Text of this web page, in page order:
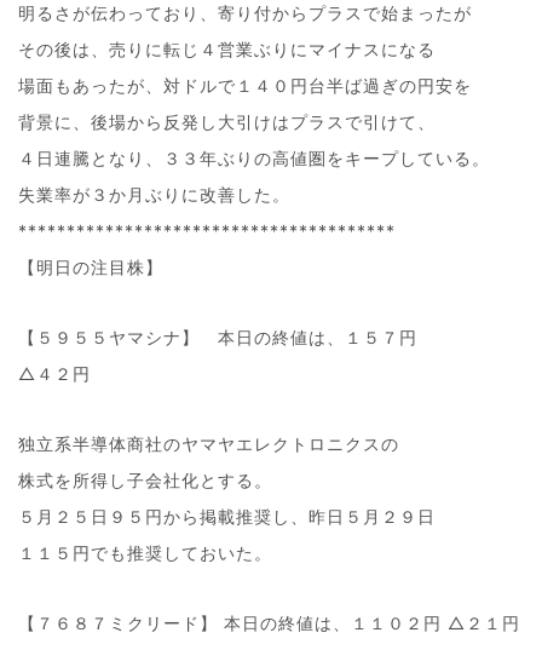
明るさが伝わっており、寄り付からプラスで始まったが
その後は、売りに転じ４営業ぶりにマイナスになる
場面もあったが、対ドルで１４０円台半ば過ぎの円安を
背景に、後場から反発し大引けはプラスで引けて、
４日連騰となり、３３年ぶりの高値圏をキープしている。
失業率が３か月ぶりに改善した。
***************************************
【明日の注目株】
【５９５５ヤマシナ】 本日の終値は、１５７円
△４２円
独立系半導体商社のヤマヤエレクトロニクスの
株式を所得し子会社化とする。
５月２５日９５円から掲載推奨し、昨日５月２９日
１１５円でも推奨しておいた。
【７６８７ミクリード】 本日の終値は、１１０２円 △２１円